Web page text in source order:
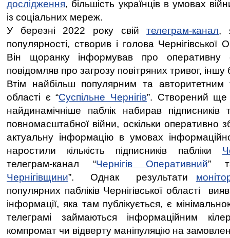
дослідження, більшість українців в умовах
із соціальних мереж.
У березні 2022 року свійтелеграм-канал,
популярності, створив і голова
Він щоранку інформував про оперативну
повідомляв про загрозу повітряних тривог,
Втім найбільш популярним та авторитетним
області є “Суспільне Чернігів”. Створений ще
найдинамічніше паблік набирав підписників
повномасштабної війни, оскільки оперативно
актуальну інформацію в умовах
наростили кількість підписників пабліки
телеграм-канал “Чернігів Оперативний”
Чернігівщини”. Однак результати
популярних пабліків Чернігівської області
інформації, яка там публікується, є
телеграмі займаються інформаційним
компромат чи відверту маніпуляцію на